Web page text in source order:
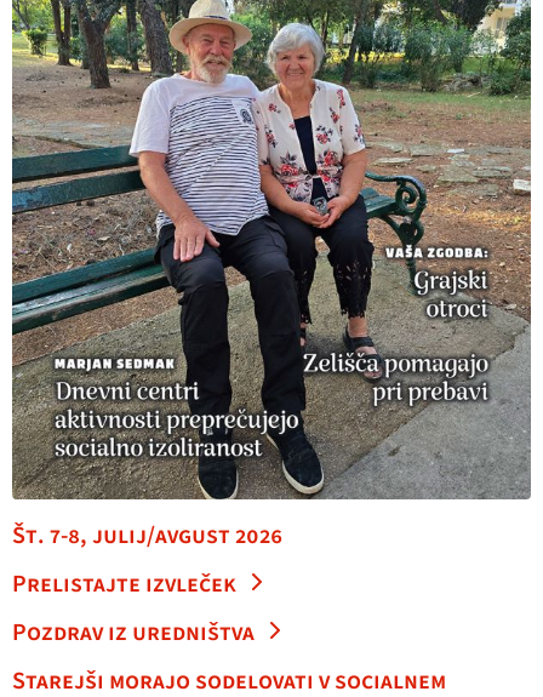
Št. 7-8, julij/avgust 2026
Prelistajte izvleček
Pozdrav iz uredništva
Starejši morajo sodelovati v socialnem